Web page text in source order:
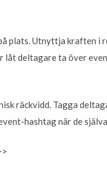
plats. Utnyttja kraften i
låt deltagare ta över
räckvidd. Tagga
hashtag när de